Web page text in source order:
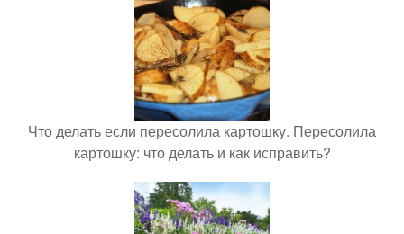
Что делать если пересолила картошку. Пересолила
картошку: что делать и как исправить?